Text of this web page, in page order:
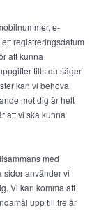
e-
registreringsdatum
att kunna
tills du säger
kan vi behöva
mot dig är helt
att vi ska kunna
med
sidor använder vi
Vi kan komma att
upp till tre år